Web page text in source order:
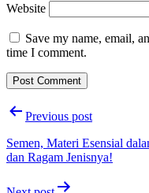
Website
Save my name, email,
time I comment.
PostPrevious post
Semen, Materi Esensial
dan Ragam Jenisnya!